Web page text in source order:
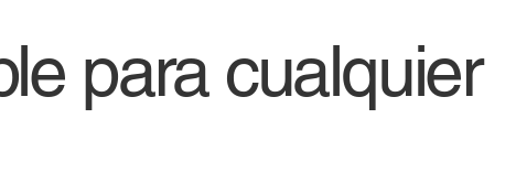
para cualquier